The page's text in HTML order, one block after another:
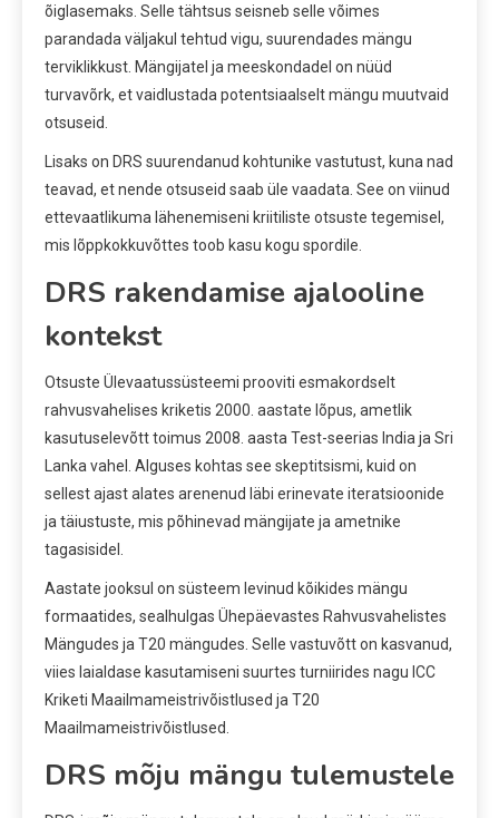
õiglasemaks. Selle tähtsus seisneb selle võimes
parandada väljakul tehtud vigu, suurendades mängu
terviklikkust. Mängijatel ja meeskondadel on nüüd
turvavõrk, et vaidlustada potentsiaalselt mängu muutvaid
otsuseid.
Lisaks on DRS suurendanud kohtunike vastutust, kuna nad
teavad, et nende otsuseid saab üle vaadata. See on viinud
ettevaatlikuma lähenemiseni kriitiliste otsuste tegemisel,
mis lõppkokkuvõttes toob kasu kogu spordile.
DRS rakendamise ajalooline
kontekst
Otsuste Ülevaatussüsteemi prooviti esmakordselt
rahvusvahelises kriketis 2000. aastate lõpus, ametlik
kasutuselevõtt toimus 2008. aasta Test-seerias India ja Sri
Lanka vahel. Alguses kohtas see skeptitsismi, kuid on
sellest ajast alates arenenud läbi erinevate iteratsioonide
ja täiustuste, mis põhinevad mängijate ja ametnike
tagasisidel.
Aastate jooksul on süsteem levinud kõikides mängu
formaatides, sealhulgas Ühepäevastes Rahvusvahelistes
Mängudes ja T20 mängudes. Selle vastuvõtt on kasvanud,
viies laialdase kasutamiseni suurtes turniirides nagu ICC
Kriketi Maailmameistrivõistlused ja T20
Maailmameistrivõistlused.
DRS mõju mängu tulemustele